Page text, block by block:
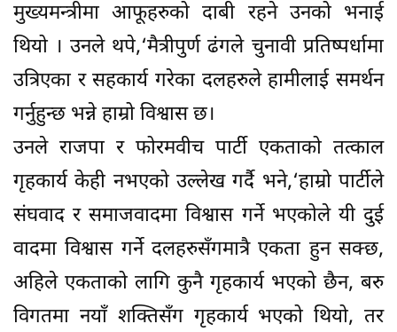
मुख्यमन्त्रीमा आफूहरुको दाबी रहने उनको भनाई
थियो । उनले थपे,‘मैत्रीपुर्ण ढंगले चुनावी प्रतिष्पर्धामा
उत्रिएका र सहकार्य गरेका दलहरुले हामीलाई समर्थन
गर्नुहुन्छ भन्ने हाम्रो विश्वास छ।
उनले राजपा र फोरमवीच पार्टी एकताको तत्काल
गृहकार्य केही नभएको उल्लेख गर्दै भने,‘हाम्रो पार्टीले
संघवाद र समाजवादमा विश्वास गर्ने भएकोले यी दुई
वादमा विश्वास गर्ने दलहरुसँगमात्रै एकता हुन सक्छ,
अहिले एकताको लागि कुनै गृहकार्य भएको छैन, बरु
विगतमा नयाँ शक्तिसँग गृहकार्य भएको थियो, तर